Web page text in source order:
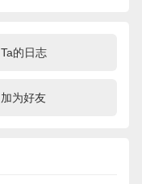
Ta的日志
加为好友